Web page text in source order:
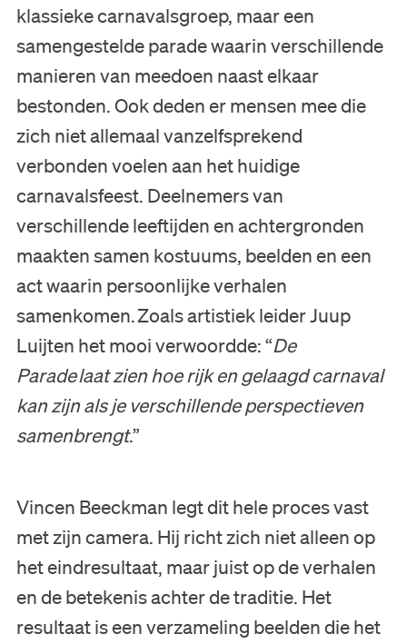
Bezoek
Museum
Collectie
Onderwijs
Steun ons
Zoeken
Tickets
klassieke carnavalsgroep, maar een
samengestelde parade waarin verschillende
manieren van meedoen naast elkaar
bestonden. Ook deden er mensen mee die
zich niet allemaal vanzelfsprekend
verbonden voelen aan het huidige
carnavalsfeest. Deelnemers van
verschillende leeftijden en achtergronden
maakten samen kostuums, beelden en een
act waarin persoonlijke verhalen
samenkomen. Zoals artistiek leider Juup
Luijten het mooi verwoordde: “De
Parade laat zien hoe rijk en gelaagd carnaval
kan zijn als je verschillende perspectieven
samenbrengt.”
Vincen Beeckman legt dit hele proces vast
met zijn camera. Hij richt zich niet alleen op
het eindresultaat, maar juist op de verhalen
en de betekenis achter de traditie. Het
resultaat is een verzameling beelden die het